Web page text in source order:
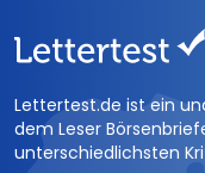
Lettertest.de ist ein
dem Leser
unterschiedlichsten